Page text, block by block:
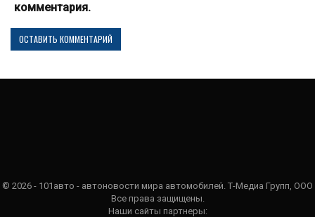
комментария.
© 2026 - 101авто - автоновости мира автомобилей. Т-Медиа Групп, ООО
Все права защищены.
Наши сайты партнеры: